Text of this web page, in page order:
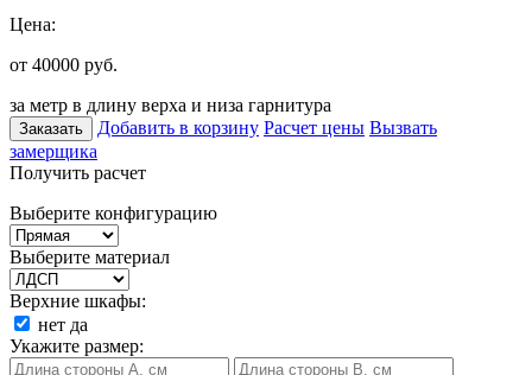
Цена:
от 40000 руб.
за метр в длину верха и низа гарнитура
Заказать Добавить в корзину Расчет цены Вызвать
замерщика
Получить расчет
Выберите конфигурацию
Выберите материал
Верхние шкафы:
нет да
Укажите размер: